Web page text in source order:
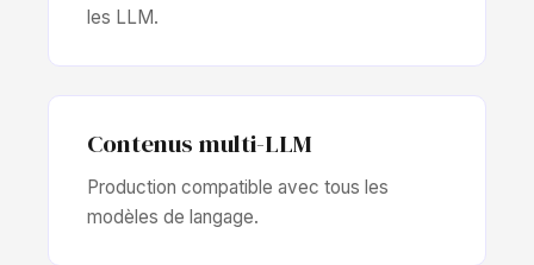
les LLM.
Contenus multi-LLM
Production compatible avec tous les
modèles de langage.